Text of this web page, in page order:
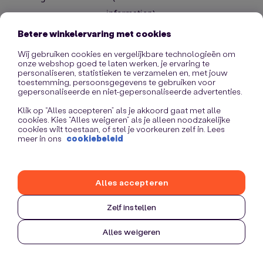
information).
Betere winkelervaring met cookies
Wij gebruiken cookies en vergelijkbare technologieën om
onze webshop goed te laten werken, je ervaring te
personaliseren, statistieken te verzamelen en, met jouw
toestemming, persoonsgegevens te gebruiken voor
gepersonaliseerde en niet-gepersonaliseerde advertenties.
Klik op “Alles accepteren” als je akkoord gaat met alle
cookies. Kies “Alles weigeren” als je alleen noodzakelijke
cookies wilt toestaan, of stel je voorkeuren zelf in. Lees
meer in ons cookiebeleid
Zelf instellen
Alles weigeren
Alles accepteren